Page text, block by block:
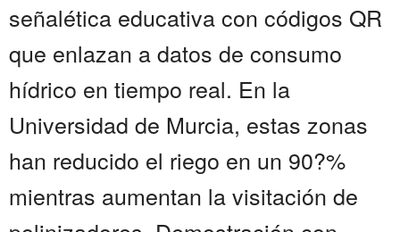
señalética educativa con códigos QR
que enlazan a datos de consumo
hídrico en tiempo real. En la
Universidad de Murcia, estas zonas
han reducido el riego en un 90?%
mientras aumentan la visitación de